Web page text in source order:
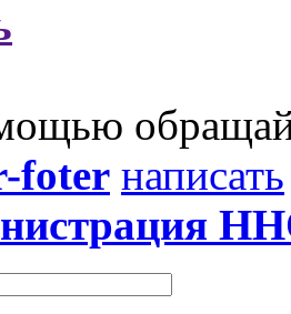
foter написать